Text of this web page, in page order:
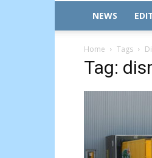
NEWS
Home Tags
Tag: